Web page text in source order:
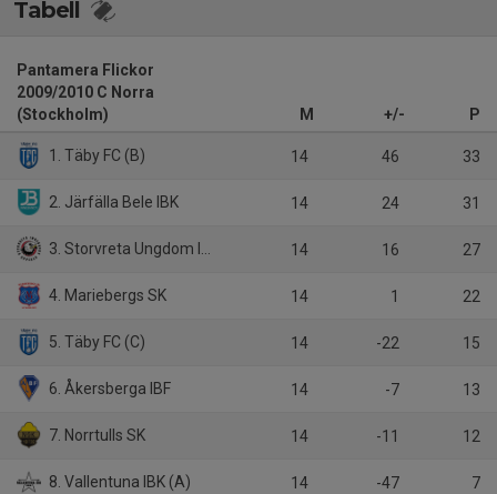
Tabell
Pantamera Flickor
2009/2010 C Norra
(Stockholm)
M +/- P
1. Täby FC (B) 14 46 33
2. Järfälla Bele IBK 14 24 31
3. Storvreta Ungdom IBK 14 16 27
4. Mariebergs SK 14 1 22
5. Täby FC (C) 14 -22 15
6. Åkersberga IBF 14 -7 13
7. Norrtulls SK 14 -11 12
8. Vallentuna IBK (A) 14 -47 7